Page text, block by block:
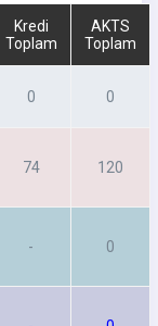
Kredi
Toplam
AKTS
Toplam
0 0
74 120
- 0